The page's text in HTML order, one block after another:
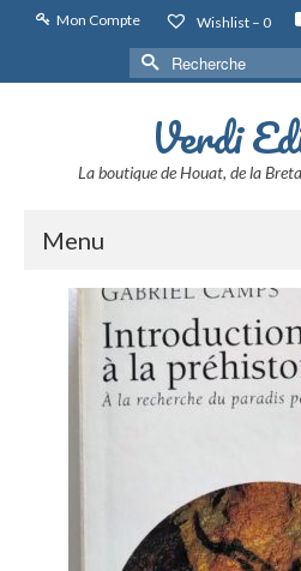
Mon Compte Wishlist – 0
Rechercher :
Verdi
La boutique de Houat, de la
Menu